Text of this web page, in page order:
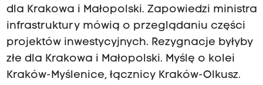
dla Krakowa i Małopolski. Zapowiedzi ministra
infrastruktury mówią o przeglądaniu części
projektów inwestycyjnych. Rezygnacje byłyby
złe dla Krakowa i Małopolski. Myślę o kolei
Kraków-Myślenice, łącznicy Kraków-Olkusz.